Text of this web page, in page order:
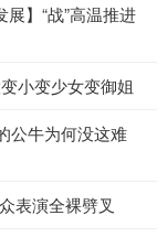
展】“战”高温推进
小变少女变御姐
公牛为何没这难
表演全裸劈叉